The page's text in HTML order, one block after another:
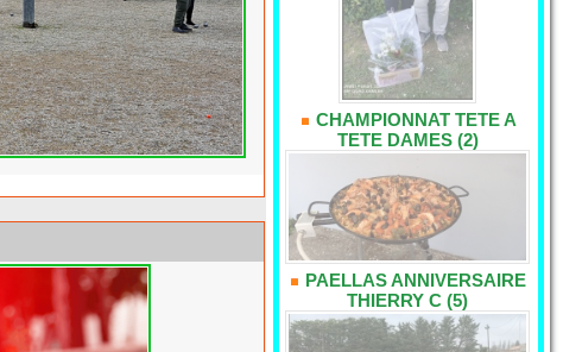
CHAMPIONNAT TETE A
TETE DAMES (2)
PAELLAS ANNIVERSAIRE
THIERRY C (5)